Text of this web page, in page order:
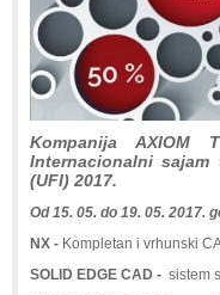
Kompanija
Internacionalni
(UFI) 2017.
Od 15. 05. do 19. 05. 2017.
NX - Kompletan i vrhunski
SOLID EDGE CAD - sistem